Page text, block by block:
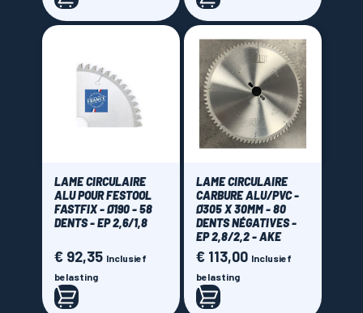
4,4 mm
Nombre de dents
34 dents(1)
48 dents(6)
52 dents(5)
54 dents (7)
56 dents(3)
58 dents(1)
60 dents
LAME CIRCULAIRE
ALU POUR FESTOOL
FASTFIX - Ø190 - 58
DENTS - EP 2,6/1,8
Prijs
€ 92,35 Inclusief
belasting
LAME CIRCULAIRE
CARBURE ALU/PVC -
Ø305 X 30MM - 80
DENTS NÉGATIVES -
EP 2,8/2,2 - AKE
Prijs
€ 113,00 Inclusief
belasting